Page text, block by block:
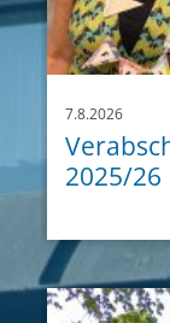
7.8.2026
2025/26